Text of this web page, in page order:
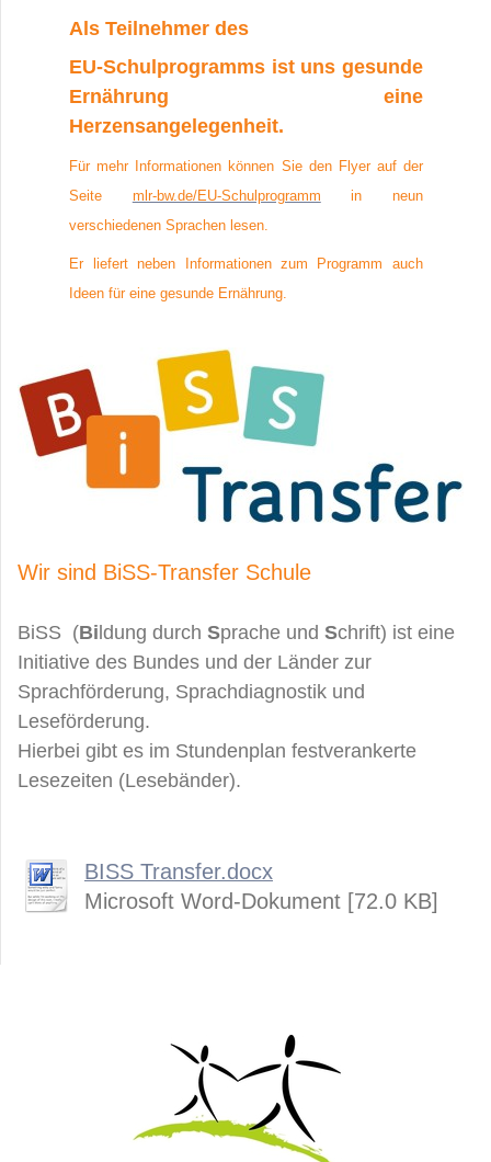
Als Teilnehmer des
EU-Schulprogramms ist uns gesunde
Ernährung eine
Herzensangelegenheit.
Für mehr Informationen können Sie den Flyer auf der
Seite
mlr-bw.de/EU-Schulprogramm
in neun
verschiedenen Sprachen lesen.
Er liefert neben Informationen zum Programm auch
Ideen für eine gesunde Ernährung.
Wir sind BiSS-Transfer Schule
BiSS (Bi ldung durch Sprache und Schrift) ist eine
Initiative des Bundes und der Länder zur
Sprachförderung, Sprachdiagnostik und
Leseförderung.
Hierbei gibt es im Stundenplan festverankerte
Lesezeiten (Lesebänder).
BISS Transfer.docx
Microsoft Word-Dokument [72.0 KB]